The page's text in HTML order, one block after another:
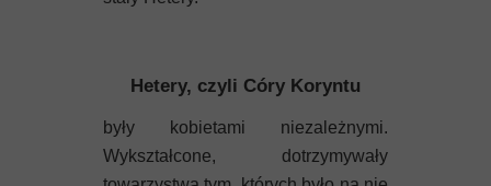
Hetery, czyli Córy Koryntu
były kobietami niezależnymi.
Wykształcone, dotrzymywały